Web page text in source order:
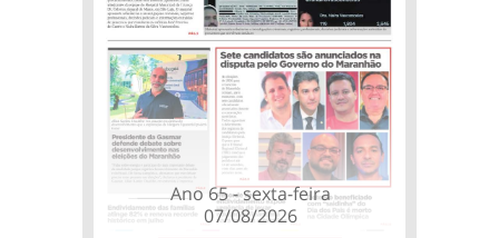
Ano 65 - sexta-feira
07/08/2026